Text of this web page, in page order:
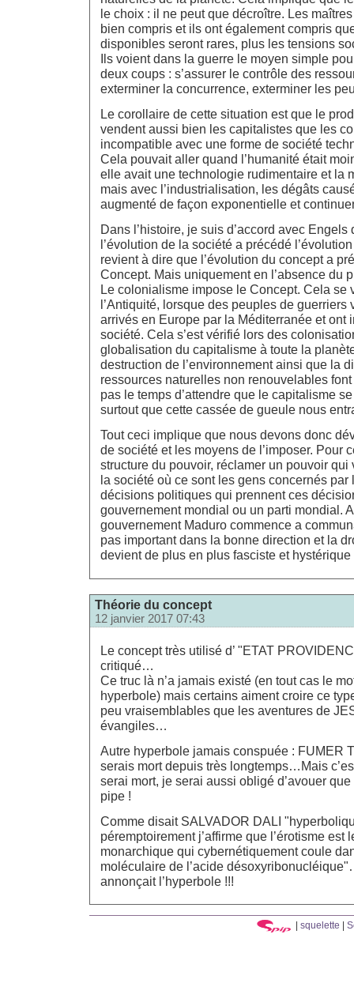
le choix : il ne peut que décroître. Les
bien compris et ils ont également compris
disponibles seront rares, plus les tensions
Ils voient dans la guerre le moyen simple
deux coups : s’assurer le contrôle des
exterminer la concurrence, exterminer les
Le corollaire de cette situation est que le
vendent aussi bien les capitalistes que les
incompatible avec une forme de société
Cela pouvait aller quand l’humanité était
elle avait une technologie rudimentaire et la
mais avec l’industrialisation, les dégâts
augmenté de façon exponentielle et
Dans l’histoire, je suis d’accord avec Engels
l’évolution de la société a précédé
revient à dire que l’évolution du concept a
Concept. Mais uniquement en l’absence du
Le colonialisme impose le Concept. Cela se
l’Antiquité, lorsque des peuples de guerriers
arrivés en Europe par la Méditerranée et ont
société. Cela s’est vérifié lors des
globalisation du capitalisme à toute la
destruction de l’environnement ainsi que la
ressources naturelles non renouvelables font
pas le temps d’attendre que le capitalisme
surtout que cette cassée de gueule nous
Tout ceci implique que nous devons donc
de société et les moyens de l’imposer. Pour
structure du pouvoir, réclamer un pouvoir
la société où ce sont les gens concernés
décisions politiques qui prennent ces
gouvernement mondial ou un parti mondial.
gouvernement Maduro commence a
pas important dans la bonne direction et la
devient de plus en plus fasciste et hystérique
Théorie du concept
12 janvier 2017 07:43
Le concept très utilisé d’ "ETAT
critiqué…
Ce truc là n’a jamais existé (en tout cas le
hyperbole) mais certains aiment croire ce
peu vraisemblables que les aventures de
évangiles…
Autre hyperbole jamais conspuée : FUMER
serais mort depuis très longtemps…Mais
serai mort, je serai aussi obligé d’avouer que
pipe !
Comme disait SALVADOR DALI
péremptoirement j’affirme que l’érotisme est
monarchique qui cybernétiquement coule
moléculaire de l’acide
annonçait l’hyperbole !!!
| squelette |